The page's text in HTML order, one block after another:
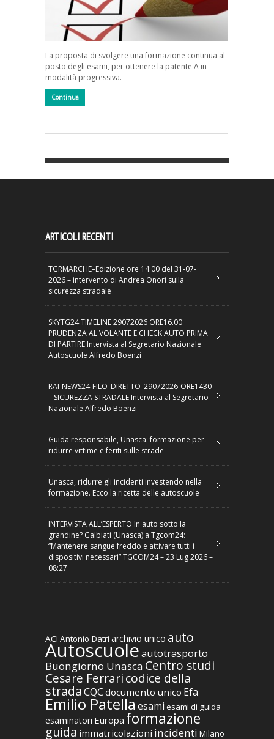
La proposta di svolgere una formazione continua al
posto degli esami, per ottenere la patente A in
modalità progressiva.
Continua
ARTICOLI RECENTI
TGRMARCHE–Edizione ore 14:00 del 31-07-
2026 – intervento di Andrea Onori sulla
sicurezza stradale
SKYTG24 TIMELINE 29072026 ORE16.00
PRUDENZA AL VOLANTE E CHECK AUTO PRIMA
DI PARTIRE Intervista al Segretario Nazionale
Autoscuole Alfredo Boenzi
RAI-NEWS24-FILO_DIRETTO_29072026-ORE1430
– SICUREZZA STRADALE Intervista al Segretario
Nazionale Alfredo Boenzi
Guida responsabile, Unasca: formazione per
ridurre vittime e feriti sulle strade
Unasca, ridurre gli incidenti investendo nella
formazione. Ecco la ricetta delle autoscuole
INTERVISTA ALL’ESPERTO In auto sotto la
grandine? Galbiati (Unasca) a Tgcom24:
“Mantenere sangue freddo e attivare tutti i
dispositivi necessari” TGCOM24 – 23 Lug 2026 –
08:27
ACI Antonio Datri archivio unico auto
Autoscuoleautotrasporto
Buongiorno Unasca Centro studi
Cesare Ferraricodice della
stradaCQCdocumento unico Efa
Emilio Patella esami esami di guida
esaminatori Europa formazione
guida immatricolazioni incidenti Milano